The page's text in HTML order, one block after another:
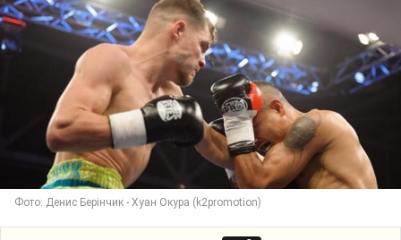
Фото: Денис Берінчик - Хуан Окура (k2promotion)